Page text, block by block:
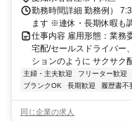
勤務時間詳細 勤務例）
ます ※連休・長期休暇も
仕事内容 雇用形態：業務
宅配/セールスドライバー
ションのように サクサク
主婦・主夫歓迎 フリーター歓迎
ブランクOK
長期歓迎 履歴書不
同じ企業の求人